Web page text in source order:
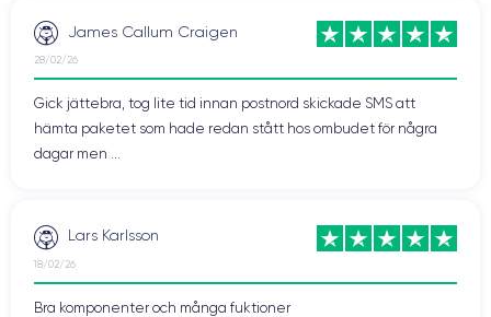
James Callum Craigen
28/02/26
Gick jättebra, tog lite tid innan postnord skickade SMS att
hämta paketet som hade redan stått hos ombudet för några
dagar men ...
Lars Karlsson
18/02/26
Bra komponenter och många fuktioner